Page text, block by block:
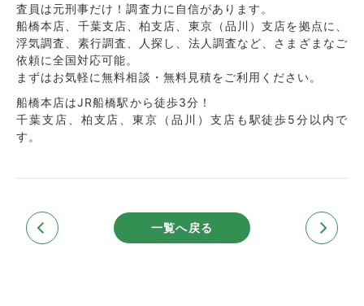
査員は元刑事だけ！調査力に自信があります。
船橋本店、千葉支店、柏支店、東京（品川）支店を拠点に、
浮気調査、素行調査、人探し、法人調査など、さまざまなご
依頼に全国対応可能。
まずはお気軽に無料相談・無料見積をご利用ください。
船橋本店はJR船橋駅から徒歩3分！
千葉支店、柏支店、東京（品川）支店も駅徒歩5分以内で
す。
一覧へ戻る